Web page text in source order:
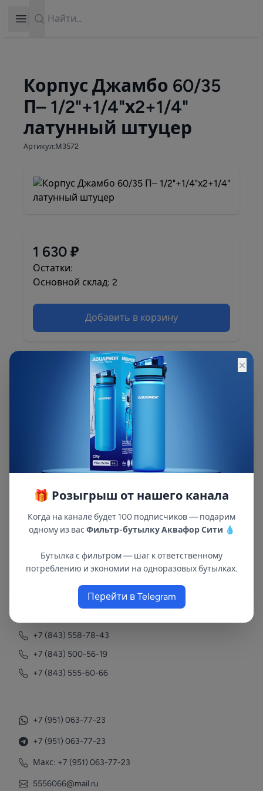
Open sidebar
Корпус Джамбо 60/35
П– 1/2"+1/4"х2+1/4"
латунный штуцер
Артикул:М3572
1 630 ₽
Остатки:
Основной склад: 2
Добавить в корзину
Описание и характеристики смотрите на
В республиках Татарстан и Марий Эл
с 2002 года.
+7 (843) 558-78-43
+7 (843) 500-56-19
+7 (843) 555-60-66
+7 (951) 063-77-23
+7 (951) 063-77-23
Макс: +7 (951) 063-77-23
5556066@mail.ru
×
🎁 Розыгрыш от нашего канала
Когда на канале будет 100 подписчиков — подарим
одному из вас Фильтр-бутылку Аквафор Сити 💧
Бутылка с фильтром — шаг к ответственному
потреблению и экономии на одноразовых бутылках.
Перейти в Telegram